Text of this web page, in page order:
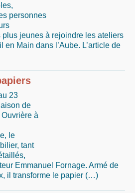
personnes
jeunes à rejoindre les ateliers
en Main dans l’Aube. L’article de
23
de
Ouvrière à
le
tant
Emmanuel Fornage. Armé de
il transforme le papier (…)